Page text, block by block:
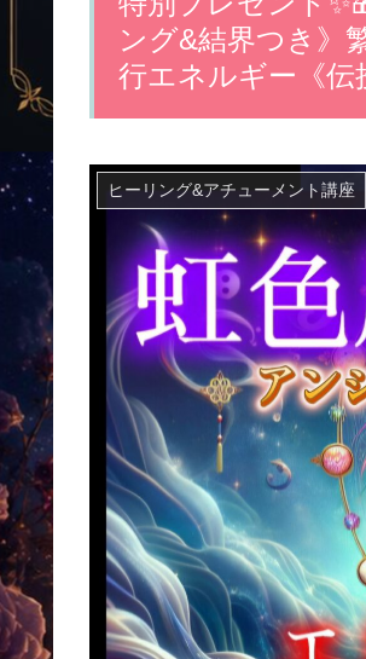
ング&結界つき》
行エネルギー《伝
ヒーリング&アチューメント講座